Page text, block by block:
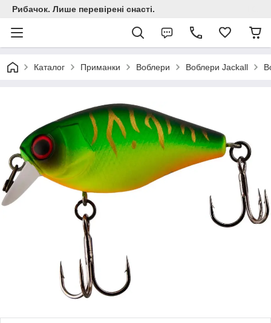
Рибачок. Лише перевірені снасті.
Каталог Приманки Воблери Воблери Jackall